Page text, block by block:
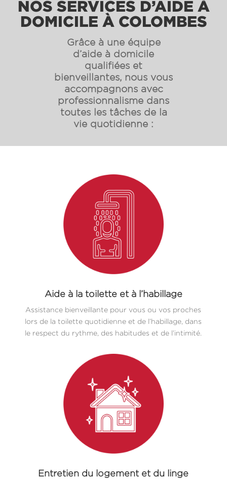
NOS SERVICES D’AIDE À
DOMICILE À COLOMBES
Grâce à une équipe
d’aide à domicile
qualifiées et
bienveillantes, nous vous
accompagnons avec
professionnalisme dans
toutes les tâches de la
vie quotidienne :
Aide à la toilette et à l’habillage
Assistance bienveillante pour vous ou vos proches
lors de la toilette quotidienne et de l’habillage, dans
le respect du rythme, des habitudes et de l’intimité.
Entretien du logement et du linge